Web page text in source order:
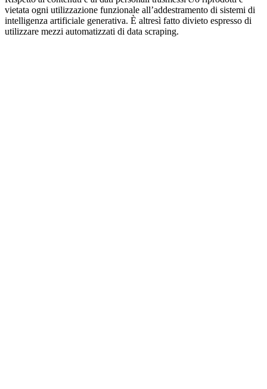
vietata ogni utilizzazione funzionale all’addestramento di sistemi di
intelligenza artificiale generativa. È altresì fatto divieto espresso di
utilizzare mezzi automatizzati di data scraping.